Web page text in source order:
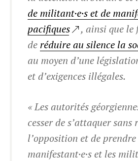
de militant·e·s et de
pacifiques
, ainsi que le
de réduire au silence la
au moyen d’une
et d’exigences illégales.
« Les autorités
cesser de s’attaquer sans
l’opposition et de
manifestant·e·s et les